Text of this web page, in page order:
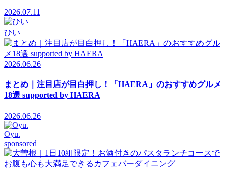
2026.07.11
ひい
2026.06.26
まとめ｜注目店が目白押し！「HAERA」のおすすめグルメ
18選 supported by HAERA
2026.06.26
Oyu.
sponsored